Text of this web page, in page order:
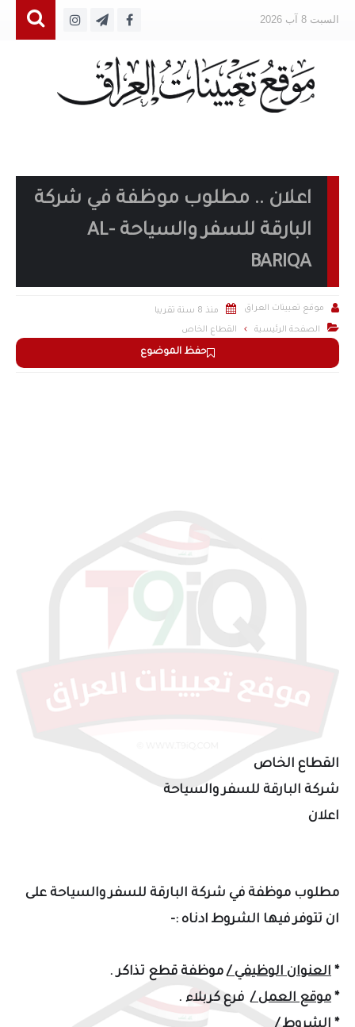
السبت 8 آب 2026
اعلان .. مطلوب موظفة في شركة
البارقة للسفر والسياحة AL-
BARIQA
حفظ الموضوع
 موقع تعيينات العراق  منذ 8 سنة تقريبا
 الصفحة الرئيسية القطاع الخاص
القطاع الخاص
شركة البارقة للسفر والسياحة
اعلان
مطلوب موظفة في شركة البارقة للسفر والسياحة على
ان تتوفر فيها الشروط ادناه :-
* العنوان الوظيفي /موظفة قطع تذاكر .
* موقع العمل /فرع كربلاء .